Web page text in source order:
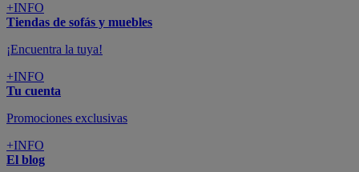
+INFO
Tiendas de sofás y muebles
¡Encuentra la tuya!
+INFO
Tu cuenta
Promociones exclusivas
+INFO
El blog